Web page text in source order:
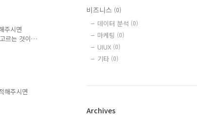
주시면
르는 것이
형을
한다.
은 다음
해주시면
유저 ID
비즈니스 (0)
데이터 분석 (0)
마케팅 (0)
UIUX (0)
기타 (0)
Archives